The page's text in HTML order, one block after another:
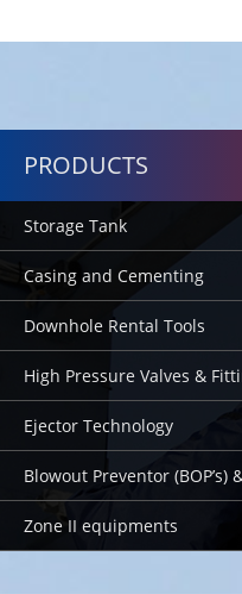
PRODUCTS
Storage Tank
Casing and Cementing
Downhole Rental Tools
High Pressure Valves &
Ejector Technology
Blowout Preventor (BOP’s)
Zone II equipments